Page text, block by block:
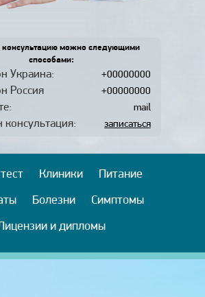
консультацию можно следующими
способами:
Украина: +00000000
Россия +00000000
mail
консультация: записаться
Клиники
Питание
Болезни
Симптомы
и дипломы